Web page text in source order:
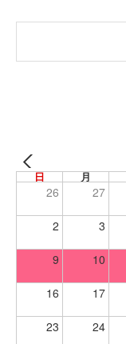
日 月
26 27
2 3
9 10
16 17
23 24